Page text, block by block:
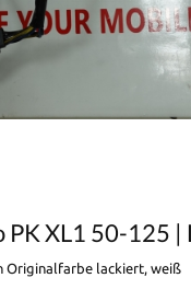
XL1 50-125
Originalfarbe lackiert, weiß